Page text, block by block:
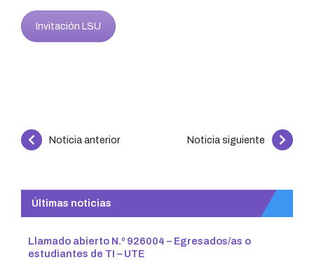
Invitación LSU
Continue
Noticia anterior Noticia siguiente
Últimas noticias
Llamado abierto N.º 926004 – Egresados/as o
estudiantes de TI – UTE